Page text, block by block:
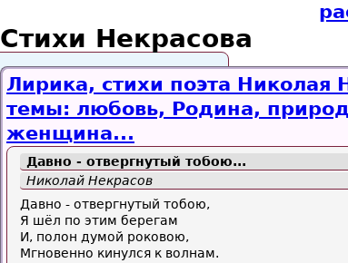
Стихи Некрасова
Лирика, стихи поэта Николая
темы: любовь, Родина,
женщина...
Давно - отвергнутый тобою...
Николай Некрасов
Давно - отвергнутый тобою,
Я шёл по этим берегам
И, полон думой роковою,
Мгновенно кинулся к волнам.